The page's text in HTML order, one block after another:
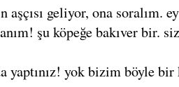
aşçısı geliyor, ona soralım.
şu köpeğe bakıver bir.
yaptınız! yok bizim böyle